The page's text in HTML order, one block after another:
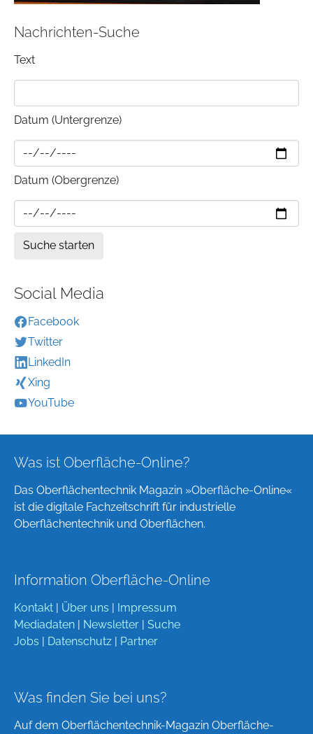
Nachrichten-Suche
Text
Datum (Untergrenze)
Datum (Obergrenze)
Social Media
Facebook
Twitter
LinkedIn
Xing
YouTube
Was ist Oberfläche-Online?
Das Oberflächentechnik Magazin »Oberfläche-Online«
ist die digitale Fachzeitschrift für industrielle
Oberflächentechnik und Oberflächen.
Information Oberfläche-Online
Kontakt Über uns
Impressum
Mediadaten
Newsletter
Suche
Jobs
Datenschutz Partner
Was finden Sie bei uns?
Auf dem Oberflächentechnik-Magazin Oberfläche-